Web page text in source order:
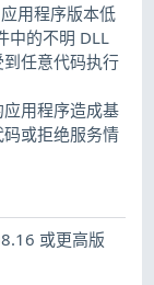
用程序版本低
中的不明 DLL
任意代码执行
用程序造成基
或拒绝服务情
或更高版